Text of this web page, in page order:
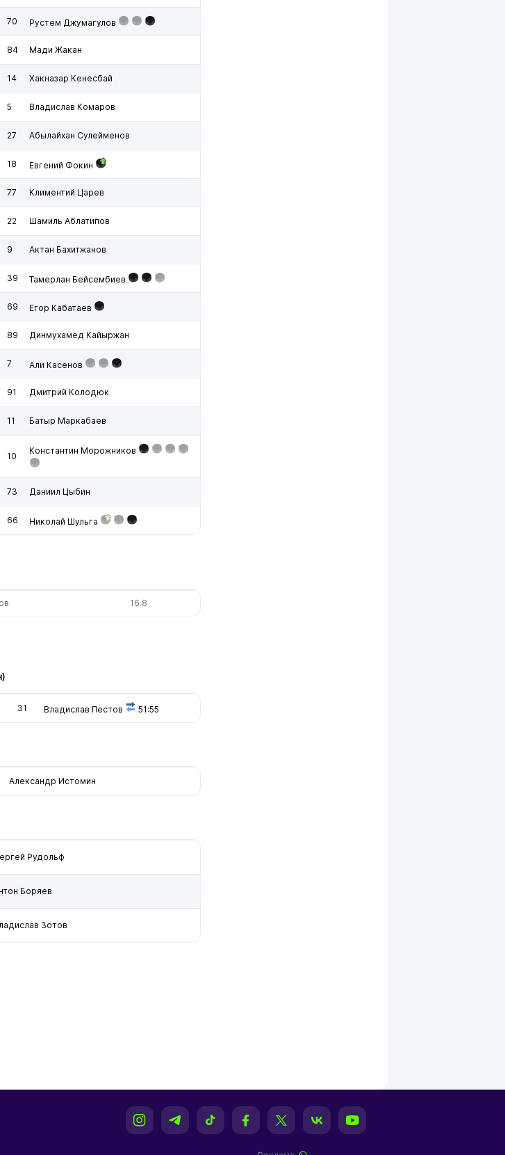
70 Рустем Джумагулов
84 Мади Жакан
14 Хакназар Кенесбай
5 Владислав Комаров
27 Абылайхан Сулейменов
18 Евгений Фокин
77 Климентий Царев
22 Шамиль Аблатипов
9 Актан Бахитжанов
39 Тамерлан Бейсембиев
69 Егор Кабатаев
89 Динмухамед Кайыржан
7 Али Касенов
91 Дмитрий Колодюк
11 Батыр Маркабаев
10
Константин Морожников
73 Даниил Цыбин
66 Николай Шульга
16.8
31 Владислав Пестов 51:55
Александр Истомин
Рудольф
Боряев
Зотов